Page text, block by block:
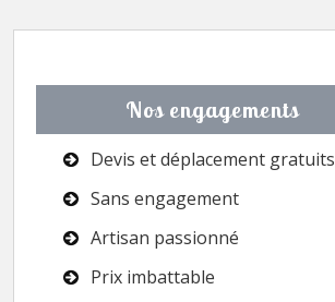
Nos engagements
Devis et déplacement gratuits
Sans engagement
Artisan passionné
Prix imbattable